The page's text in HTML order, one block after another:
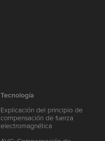
Tecnología
Explicación del principio de
compensación de fuerza
electromagnética